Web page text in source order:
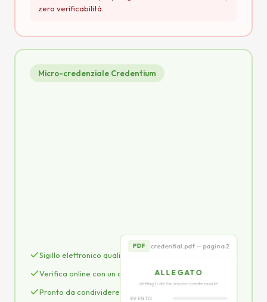
zero verificabilità.
Micro-credenziale Credentium
PDF credential.pdf — pagina 2
ALLEGATO
dettagli della micro-credenziale
EVENTO
Sigillo elettronico qualificato eIDAS (qSeal)
Verifica online con un clic
Pronto da condividere su LinkedIn